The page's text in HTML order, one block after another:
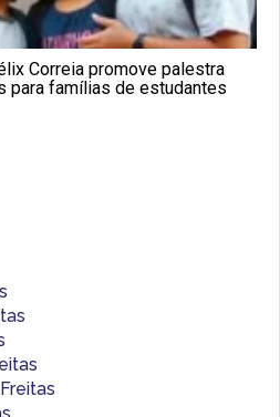
Correia promove palestra
para famílias de estudantes